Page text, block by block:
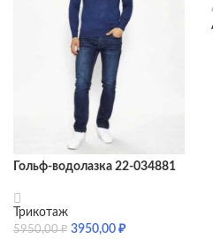
Гольф-водолазка 22-034881
Трикотаж
5950,00₽ 3950,00 ₽